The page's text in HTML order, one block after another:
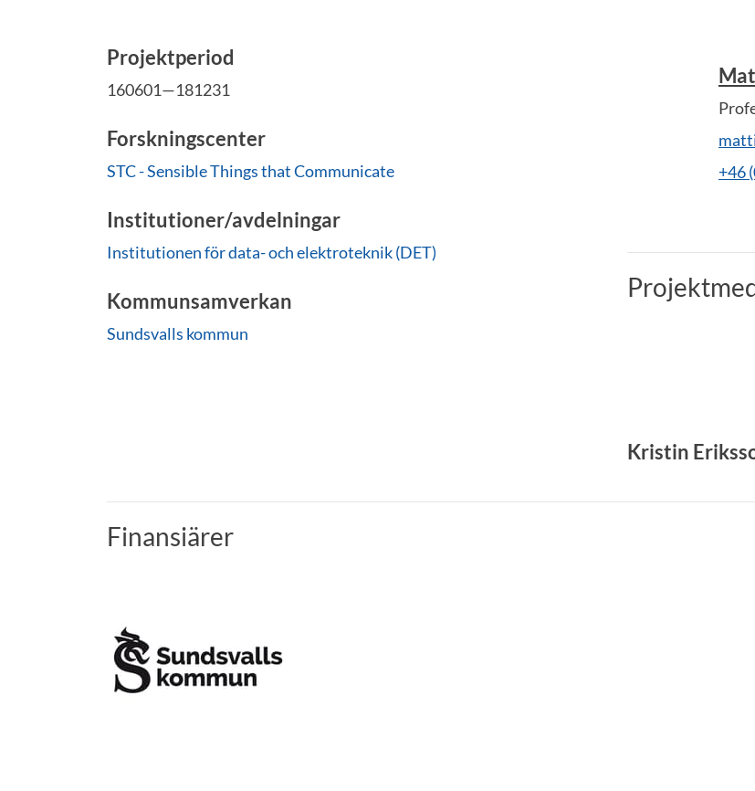
Projektperiod
160601—181231
Forskningscenter
STC - Sensible Things that Communicate
Institutioner/avdelningar
Institutionen för data- och elektroteknik (DET)
Kommunsamverkan
Sundsvalls kommun
+46
Kristin
Finansiärer